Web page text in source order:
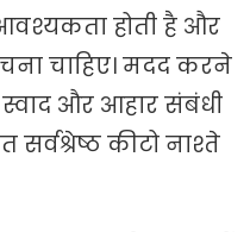
होती है और
चाहिए। मदद करने
और आहार संबंधी
कीटो नाश्ते